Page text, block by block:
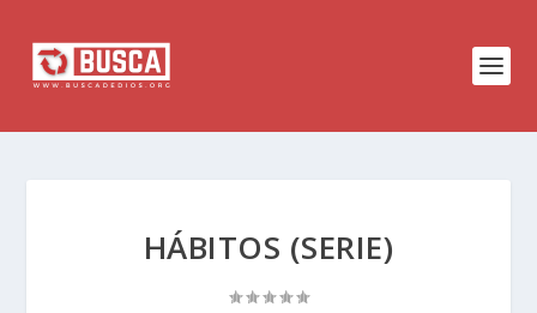
HÁBITOS (SERIE)